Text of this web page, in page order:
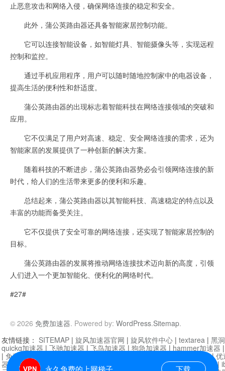
止恶意攻击和网络入侵，确保网络连接的稳定和安全。
此外，蒲公英路由器还具备智能家居控制功能。
它可以连接智能设备，如智能灯具、智能摄像头等，实现远程
控制和监控。
通过手机应用程序，用户可以随时随地控制家中的电器设备，
提高生活的便利性和舒适度。
蒲公英路由器的出现标志着智能科技在网络连接领域的突破和
应用。
它不仅满足了用户对高速、稳定、安全网络连接的需求，还为
智能家居的发展提供了一种创新的解决方案。
随着科技的不断进步，蒲公英路由器势必会引领网络连接的新
时代，给人们的生活带来更多的便利和乐趣。
总结起来，蒲公英路由器以其智能科技、高速稳定的特点以及
丰富的功能而备受关注。
它不仅提供了安全可靠的网络连接，还实现了智能家居控制的
目标。
蒲公英路由器的发展将推动网络连接技术迈向新的高度，引领
人们进入一个更加智能化、便利化的网络时代。
#27#
© 2026 免费加速器. Powered by: WordPress.Sitemap.
永久免费的上网梯子 下载
友情链接： SITEMAP | 旋风加速器官网 | 旋风软件中心 | textarea | 黑
quickq加速器 | 飞驰加速器 | 飞鸟加速器 | 狗急加速器 | hammer加速器
| 免费vqn加速外网 迷雾通|优
器| 快柠檬加速器 |黑洞加速 |falemon 快橙加速器|anycast加速器 |